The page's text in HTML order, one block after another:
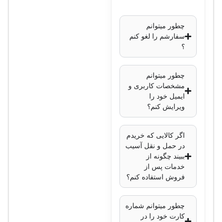
چطور میتوانم
سفارشم را لغو کنم
؟
چطور میتوانم
مشخصات کاربری و
ایمیل خود را
ویرایش کنم؟
اگر کالایی که خریدم
در حمل و نقل آسیب
ببیند چگونه از
خدمات پس از
فروش استفاده کنم؟
چطور میتوانم شماره
کارت خود را در